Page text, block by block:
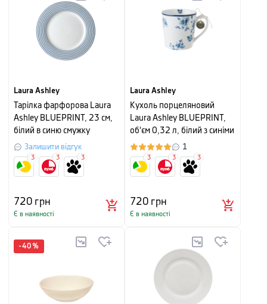
Laura Ashley
Тарілка фарфорова Laura
Ashley BLUEPRINT, 23 см,
білий в синю смужку
Залишити відгук
720грн
Є в наявності
3 3 3
Laura Ashley
Кухоль порцеляновий
Laura Ashley BLUEPRINT,
об'єм 0,32 л, білий з синіми
трояндами
1
720грн
Є в наявності
3 3 3
-40 %